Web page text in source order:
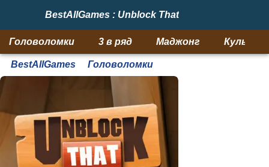
BestAllGames : Unblock That
Головоломки 3 в ряд Маджонг Кульки
BestAllGames Головоломки